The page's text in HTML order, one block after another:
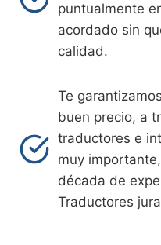
puntualmente
acordado sin
calidad.
Te
buen precio, a
traductores e
muy
década de
Traductores